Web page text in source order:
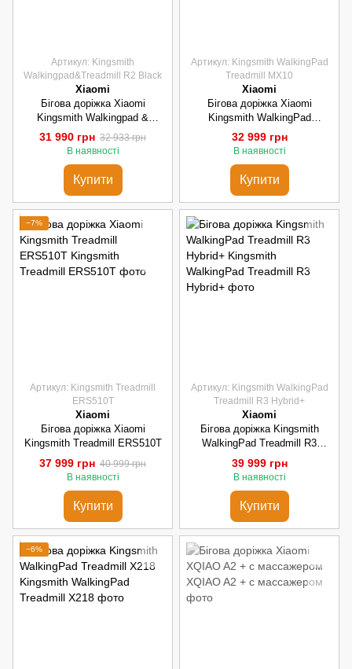
Артикул: Kingsmith
Walkingpad&Treadmill R2 Black
Xiaomi
Бігова доріжка Xiaomi
Kingsmith Walkingpad &
Treadmill R2 Black
31 990 грн 32 933 грн
В наявності
Купити
Артикул: Kingsmith WalkingPad
Treadmill MX10
Xiaomi
Бігова доріжка Xiaomi
Kingsmith WalkingPad
Treadmill MX10
32 999 грн
В наявності
Купити
−7%
Артикул: Kingsmith Treadmill
ERS510T
Xiaomi
Бігова доріжка Xiaomi
Kingsmith Treadmill ERS510T
37 999 грн 40 999 грн
В наявності
Купити
Артикул: Kingsmith WalkingPad
Treadmill R3 Hybrid+
Xiaomi
Бігова доріжка Kingsmith
WalkingPad Treadmill R3
Hybrid+
39 999 грн
В наявності
Купити
−6%